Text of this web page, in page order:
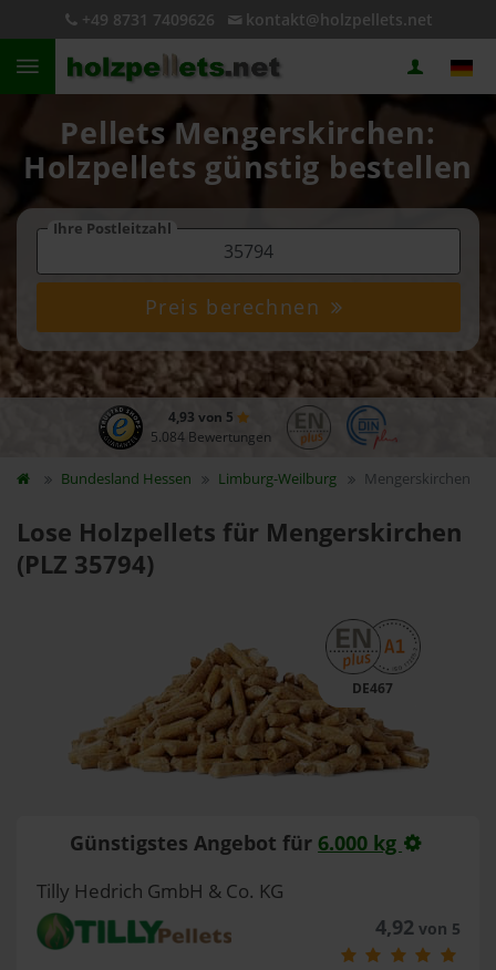
+49 8731 7409626 kontakt@holzpellets.net
Pellets Mengerskirchen:
Holzpellets günstig bestellen
Ihre Postleitzahl
Preis berechnen
4,93 von 5
5.084 Bewertungen
Bundesland Hessen Limburg-Weilburg Mengerskirchen
Lose Holzpellets für Mengerskirchen
(PLZ 35794)
DE467
Günstigstes Angebot für 6.000 kg
Tilly Hedrich GmbH & Co. KG
4,92von 5